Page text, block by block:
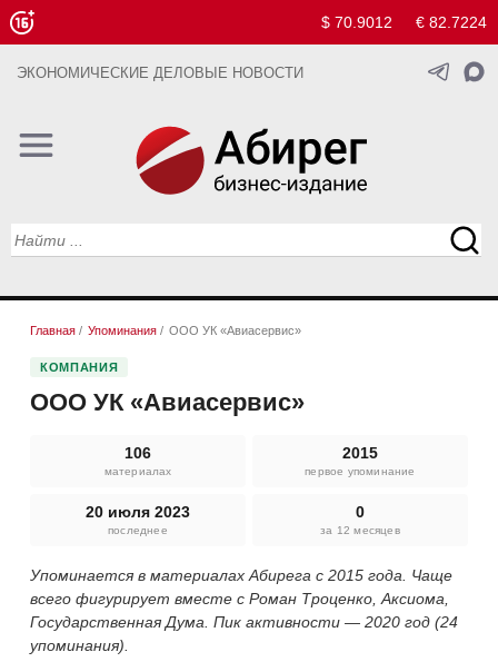
$ 70.9012 € 82.7224
ЭКОНОМИЧЕСКИЕ ДЕЛОВЫЕ НОВОСТИ
Главная / Упоминания / ООО УК «Авиасервис»
КОМПАНИЯ
ООО УК «Авиасервис»
106
материалах
2015
первое упоминание
20 июля 2023
последнее
0
за 12 месяцев
Упоминается в материалах Абирега с 2015 года. Чаще
всего фигурирует вместе с Роман Троценко, Аксиома,
Государственная Дума. Пик активности — 2020 год (24
упоминания).